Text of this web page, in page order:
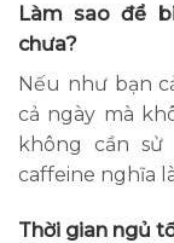
Làm sao để
chưa?
Nếu như bạn
cả ngày mà
không cần
caffeine nghĩa
Thời gian ngủ